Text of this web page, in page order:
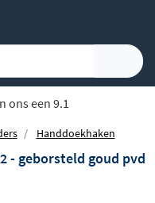
100,-
Handdoekhaken
- geborsteld goud pvd